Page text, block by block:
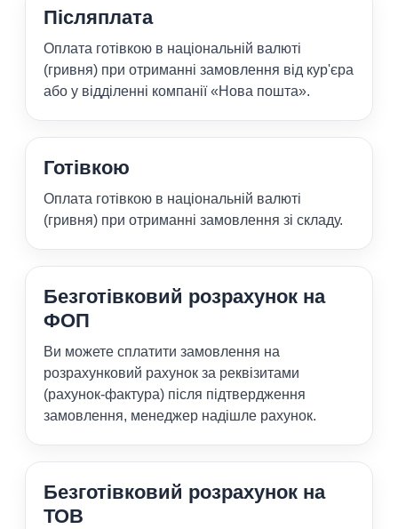
Післяплата
Оплата готівкою в національній валюті
(гривня) при отриманні замовлення від кур'єра
або у відділенні компанії «Нова пошта».
Готівкою
Оплата готівкою в національній валюті
(гривня) при отриманні замовлення зі складу.
Безготівковий розрахунок на
ФОП
Ви можете сплатити замовлення на
розрахунковий рахунок за реквізитами
(рахунок-фактура) після підтвердження
замовлення, менеджер надішле рахунок.
Безготівковий розрахунок на
ТОВ